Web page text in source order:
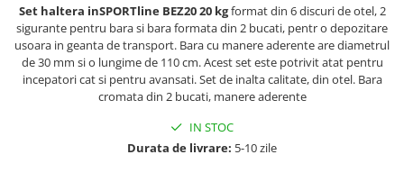
Saltele mici
Saltele de la 120 x 60 cm
Saltele de la 140 x 70 cm
Saltele 127 x 63 cm
Saltele de la 160 x 80 cm
Lenjerii patut 120 x 60 cm
Set haltera inSPORTline BEZ20 20 kgformat din 6 discuri de otel, 2
sigurante pentru bara si bara formata din 2 bucati, pentr o depozitare
usoara in geanta de transport. Bara cu manere aderente are diametrul
de 30 mm si o lungime de 110 cm. Acest set este potrivit atat pentru
incepatori cat si pentru avansati. Set de inalta calitate, din otel. Bara
cromata din 2 bucati, manere aderente
IN STOC
Durata de livrare: 5-10 zile